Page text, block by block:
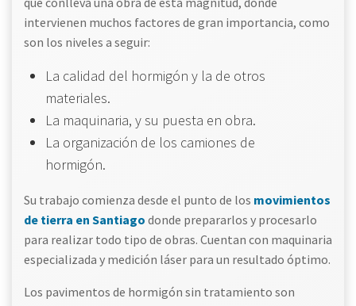
intervienen muchos factores de gran importancia, como
son los niveles a seguir:
La calidad del hormigón y la de otros
materiales.
La maquinaria, y su puesta en obra.
La organización de los camiones de
hormigón.
Su trabajo comienza desde el punto de los movimientos
de tierra en Santiago donde prepararlos y procesarlo
para realizar todo tipo de obras. Cuentan con maquinaria
especializada y medición láser para un resultado óptimo.
Los pavimentos de hormigón sin tratamiento son